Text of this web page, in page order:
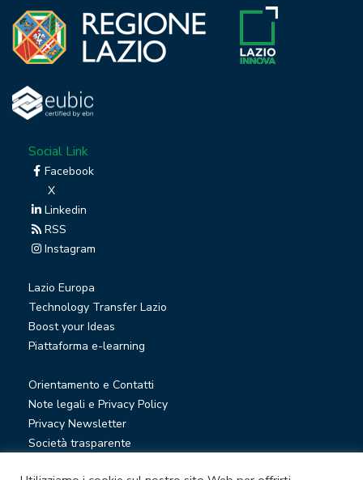
Social Link
Facebook
X
Linkedin
RSS
Instagram
Lazio Europa
Technology Transfer Lazio
Boost your Ideas
Piattaforma e-learning
Orientamento e Contatti
Note legali e Privacy Policy
Privacy Newsletter
Società trasparente